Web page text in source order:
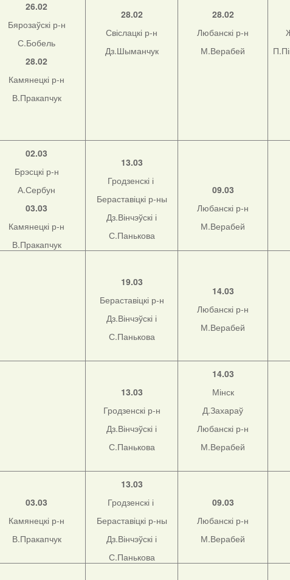
26.02
Бярозаўскі р-н
С.Бобель
28.02
Камянецкі р-н
В.Пракапчук
28.02
Свіслацкі р-н
Дз.Шыманчук
28.02
Любанскі р-н
М.Верабей
02.03
Брэсцкі р-н
А.Сербун
03.03
Камянецкі р-н
В.Пракапчук
13.03
Гродзенскі і
Бераставіцкі р-ны
Дз.Вінчэўскі і
С.Панькова
09.03
Любанскі р-н
М.Верабей
19.03
Бераставіцкі р-н
Дз.Вінчэўскі і
С.Панькова
14.03
Любанскі р-н
М.Верабей
13.03
Гродзенскі р-н
Дз.Вінчэўскі і
С.Панькова
14.03
Мінск
Д.Захараў
Любанскі р-н
М.Верабей
03.03
Камянецкі р-н
В.Пракапчук
13.03
Гродзенскі і
Бераставіцкі р-ны
Дз.Вінчэўскі і
С.Панькова
09.03
Любанскі р-н
М.Верабей